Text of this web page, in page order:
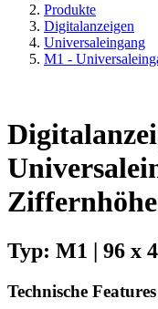
Produkte
Digitalanzeigen
Universaleingang
M1 -
Typ: M1 | 96 x
Technische Features